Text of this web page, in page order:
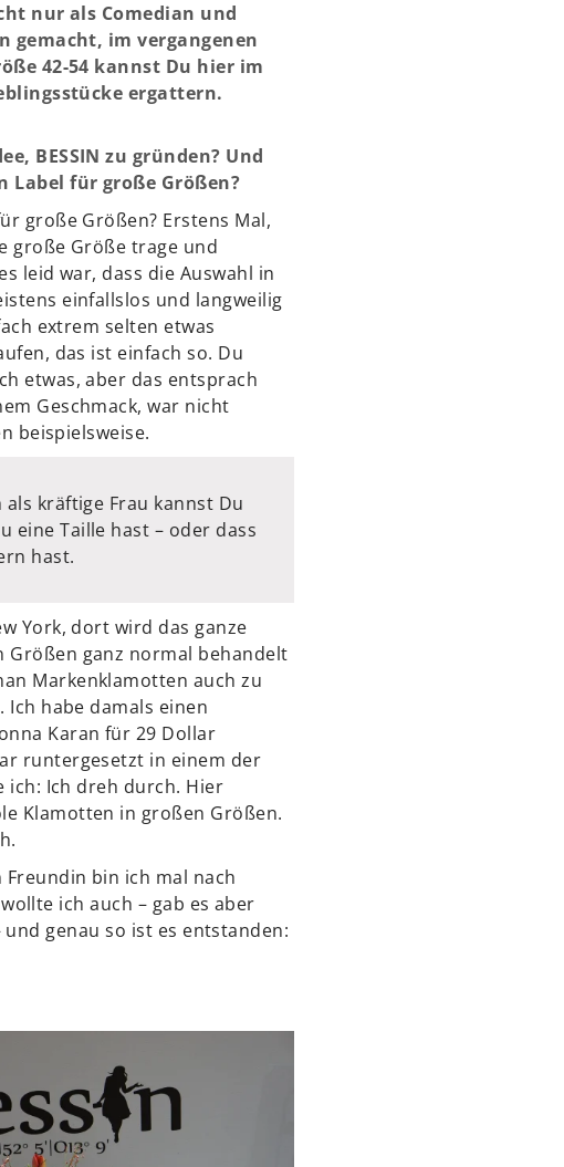
nur als Comedian und
gemacht, im vergangenen
42-54 kannst Du hier im
ergattern.
BESSIN zu gründen? Und
Label für große Größen?
große Größen? Erstens Mal,
große Größe trage und
leid war, dass die Auswahl in
einfallslos und langweilig
extrem selten etwas
das ist einfach so. Du
etwas, aber das entsprach
Geschmack, war nicht
beispielsweise.
als kräftige Frau kannst Du
eine Taille hast – oder dass
hast.
York, dort wird das ganze
Größen ganz normal behandelt
Markenklamotten auch zu
Ich habe damals einen
Karan für 29 Dollar
runtergesetzt in einem der
ich: Ich dreh durch. Hier
Klamotten in großen Größen.
bin ich mal nach
ich auch – gab es aber
genau so ist es entstanden: